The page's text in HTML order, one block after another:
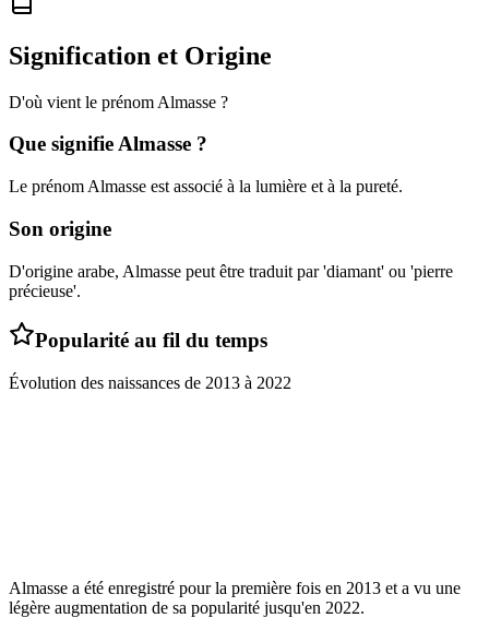
Signification et Origine
D'où vient le prénom Almasse ?
Que signifieAlmasse ?
Le prénom Almasse est associé à la lumière et à la pureté.
Son origine
D'origine arabe, Almasse peut être traduit par 'diamant' ou 'pierre
précieuse'.
Popularité au fil du temps
Évolution des naissances de 2013 à 2022
Almasse a été enregistré pour la première fois en 2013 et a vu une
légère augmentation de sa popularité jusqu'en 2022.